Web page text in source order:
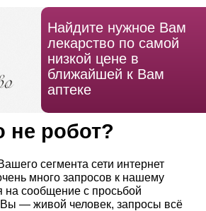
Найдите нужное Вам
лекарство по самой
низкой цене в
ближайшей к Вам
аптеке
не робот?
сегмента сети интернет
много запросов к нашему
на сообщение с просьбой
Вы — живой человек, запросы всё